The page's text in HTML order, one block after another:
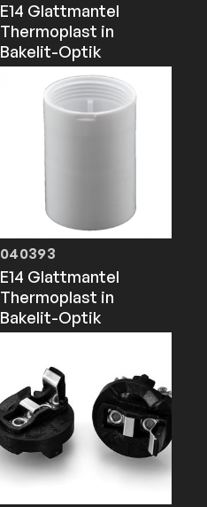
E14 Glattmantel
Thermoplast in
Bakelit-Optik
040393
E14 Glattmantel
Thermoplast in
Bakelit-Optik